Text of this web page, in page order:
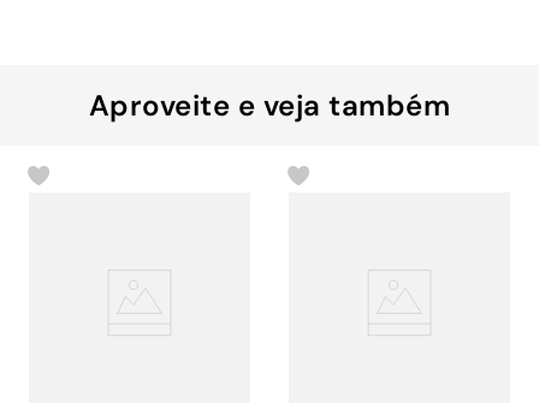
Aproveite e veja também